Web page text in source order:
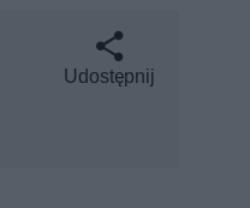
Udostępnij